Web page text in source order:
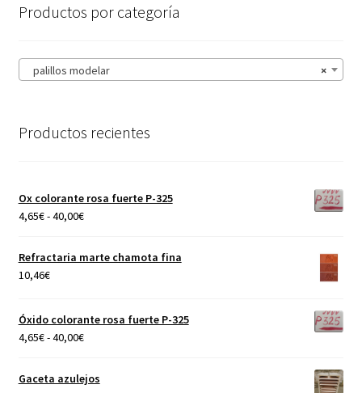
Productos por categoría
×
palillos modelar
Productos recientes
Ox colorante rosa fuerte P-325
4,65€-40,00€Rango
precios:
40,00€
Refractaria marte chamota fina
10,46€
Óxido colorante rosa fuerte P-325
4,65€-40,00€Rango
precios:
desde
Gaceta azulejos